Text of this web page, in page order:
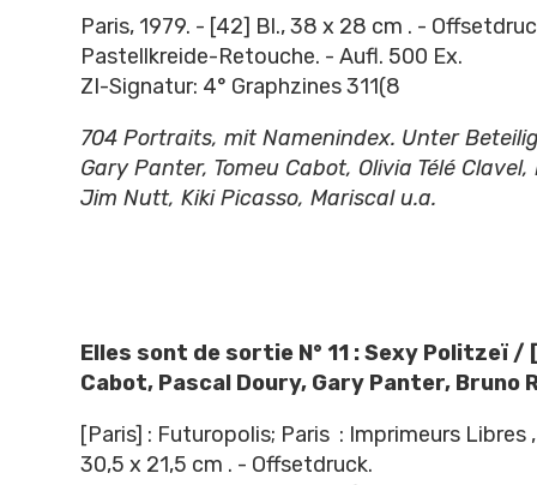
Paris, 1979. - [42] Bl., 38 x 28 cm . -
Pastellkreide-Retouche. - Aufl. 500 Ex.
ZI-Signatur: 4° Graphzines 311(8
704 Portraits, mit Namenindex. Unter
Gary Panter, Tomeu Cabot, Olivia Télé
Jim Nutt, Kiki Picasso, Mariscal u.a.
Elles sont de sortie N° 11 : Sexy Politzeï /
Cabot, Pascal Doury, Gary Panter, Bruno
[Paris] : Futuropolis; Paris : Imprimeurs Libres
30,5 x 21,5 cm . - Offsetdruck.